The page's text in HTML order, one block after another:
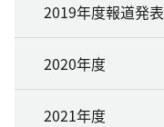
2019年度報道発表
2020年度
2021年度